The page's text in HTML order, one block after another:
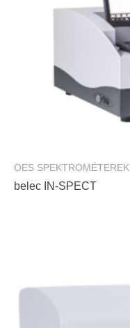
OES SPEKTROMÉTEREK
belec IN-SPECT